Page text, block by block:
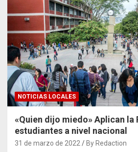
NOTICIAS LOCALES
«Quien dijo miedo» Aplican la
estudiantes a nivel nacional
31 de marzo de 2022 By Redaction